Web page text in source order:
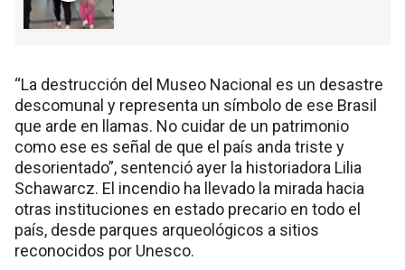
“La destrucción del Museo Nacional es un desastre
descomunal y representa un símbolo de ese Brasil
que arde en llamas. No cuidar de un patrimonio
como ese es señal de que el país anda triste y
desorientado”, sentenció ayer la historiadora Lilia
Schawarcz. El incendio ha llevado la mirada hacia
otras instituciones en estado precario en todo el
país, desde parques arqueológicos a sitios
reconocidos por Unesco.